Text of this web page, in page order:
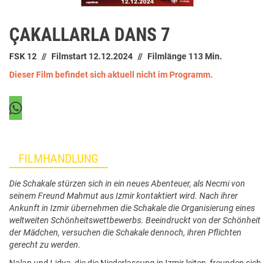
ÇAKALLARLA DANS 7
FSK 12 Filmstart 12.12.2024
Filmlänge 113 Min.
Dieser Film befindet sich aktuell nicht im Programm.
FILMHANDLUNG
Die Schakale stürzen sich in ein neues Abenteuer, als Necmi von
seinem Freund Mahmut aus Izmir kontaktiert wird. Nach ihrer
Ankunft in Izmir übernehmen die Schakale die Organisierung eines
weltweiten Schönheitswettbewerbs. Beeindruckt von der Schönheit
der Mädchen, versuchen die Schakale dennoch, ihren Pflichten
gerecht zu werden.
Nalan und Lidya, die die Niederlassung in Izmir leiten, freunden sich